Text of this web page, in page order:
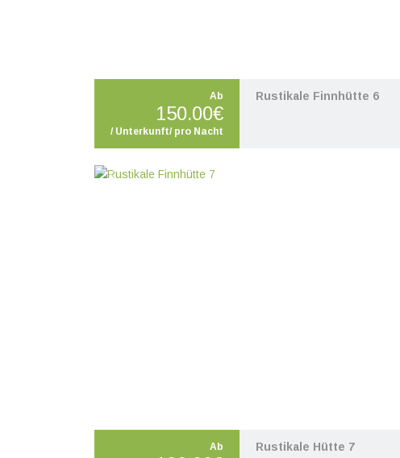
Ab
150.00€
/ Unterkunft/ pro Nacht
Rustikale Finnhütte 6
Zurück
Ab Rustikale Hütte 7